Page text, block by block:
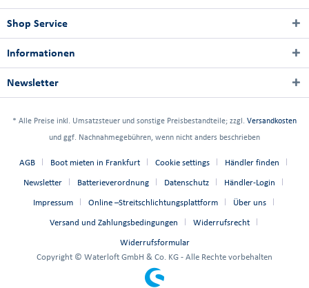
Shop Service
Informationen
Newsletter
* Alle Preise inkl. Umsatzsteuer und sonstige Preisbestandteile; zzgl. Versandkosten
und ggf. Nachnahmegebühren, wenn nicht anders beschrieben
AGB Boot mieten in Frankfurt Cookie settings Händler finden
Newsletter Batterieverordnung Datenschutz Händler-Login
Impressum Online –Streitschlichtungsplattform Über uns
Versand und Zahlungsbedingungen Widerrufsrecht
Widerrufsformular
Copyright © Waterloft GmbH & Co. KG - Alle Rechte vorbehalten